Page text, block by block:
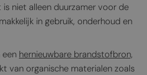
niet alleen duurzamer voor de
in gebruik, onderhoud en
hernieuwbare brandstofbron,
van organische materialen zoals